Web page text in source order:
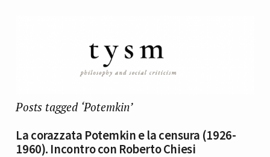
Posts tagged ‘Potemkin’
La corazzata Potemkin e la censura (1926-
1960). Incontro con Roberto Chiesi